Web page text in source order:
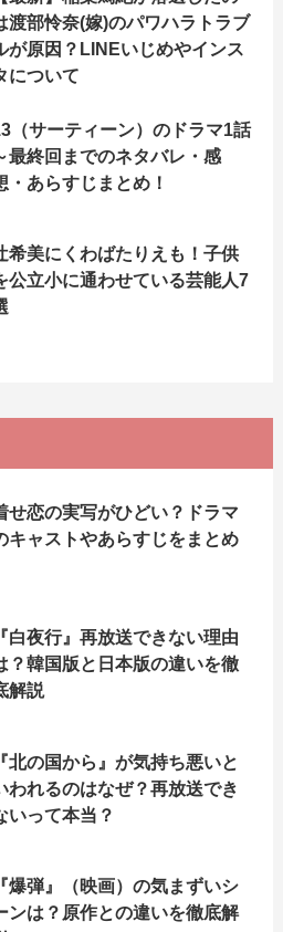
渡部怜奈(嫁)のパワハラトラブ
が原因？LINEいじめやインス
について
（サーティーン）のドラマ1話
最終回までのネタバレ・感
・あらすじまとめ！
希美にくわばたりえも！子供
公立小に通わせている芸能人7
せ恋の実写がひどい？ドラマ
キャストやあらすじをまとめ
『白夜行』再放送できない理由
？韓国版と日本版の違いを徹
解説
『北の国から』が気持ち悪いと
われるのはなぜ？再放送でき
いって本当？
『爆弾』（映画）の気まずいシ
ンは？原作との違いを徹底解